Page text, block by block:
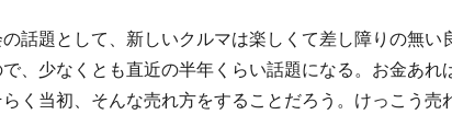
話題として、新しいクルマは楽しくて差し障りの無い
、少なくとも直近の半年くらい話題になる。お金あれ
く当初、そんな売れ方をすることだろう。けっこう売